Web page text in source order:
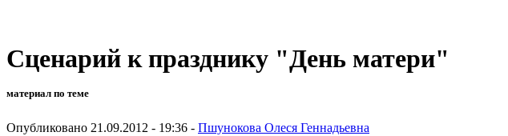
Сценарий к празднику "День матери"
материал по теме
Опубликовано 21.09.2012 - 19:36 - Пшунокова Олеся Геннадьевна